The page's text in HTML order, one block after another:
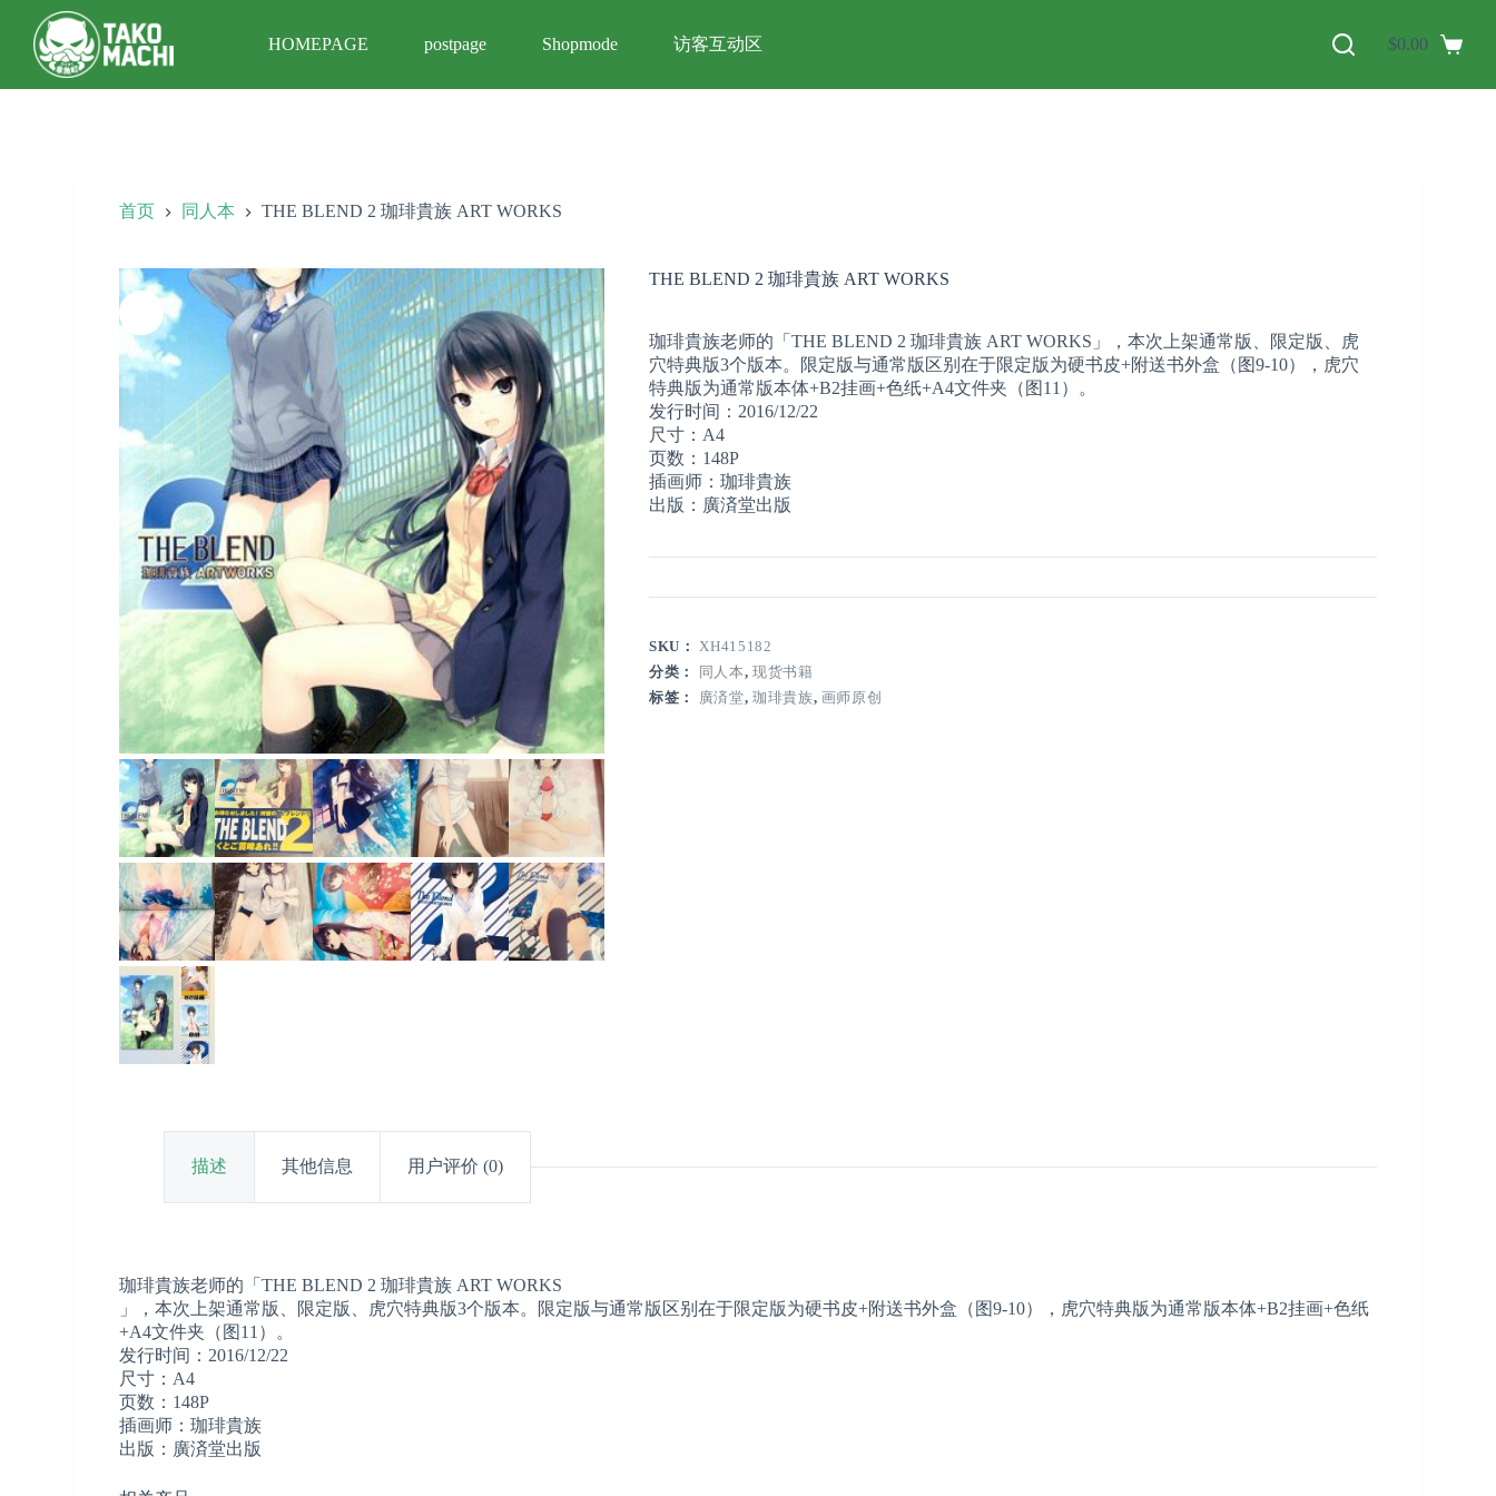
跳
过
内
容
HOMEPAGE postpage Shopmode 访客互动区 $0.00
首页 同人本 THE BLEND 2 珈琲貴族 ART WORKS
THE BLEND 2 珈琲貴族 ART WORKS
珈琲貴族老师的「THE BLEND 2 珈琲貴族 ART WORKS」，本次上架通常版、限定版、虎
穴特典版3个版本。限定版与通常版区别在于限定版为硬书皮+附送书外盒（图9-10），虎穴
特典版为通常版本体+B2挂画+色纸+A4文件夹（图11）。
发行时间：2016/12/22
尺寸：A4
页数：148P
插画师：珈琲貴族
出版：廣済堂出版
SKU：XH415182
分类：
同人本, 现货书籍
标签： 廣済堂, 珈琲貴族, 画师原创
描述 其他信息 用户评价 (0)
珈琲貴族老师的「THE BLEND 2 珈琲貴族 ART WORKS
」，本次上架通常版、限定版、虎穴特典版3个版本。限定版与通常版区别在于限定版为硬书皮+附送书外盒（图9-10），虎穴特典版为通常版本体+B2挂画+色纸
+A4文件夹（图11）。
发行时间：2016/12/22
尺寸：A4
页数：148P
插画师：珈琲貴族
出版：廣済堂出版